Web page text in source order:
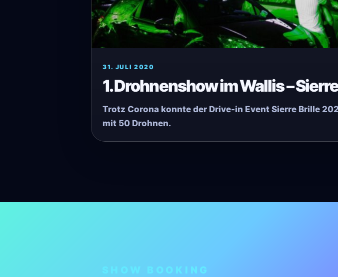
31. JULI 2020
1. Drohnenshow im Wallis –
Trotz Corona konnte der Drive-in Event Sierre Brille
mit 50 Drohnen.
SHOW BOOKING